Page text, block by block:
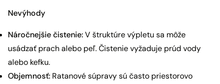
Nevýhody
Náročnejšie čistenie:V štruktúre výpletu sa môže
usádzať prach alebo peľ. Čistenie vyžaduje prúd vody
alebo kefku.
Objemnosť: Ratanové súpravy sú často priestorovo